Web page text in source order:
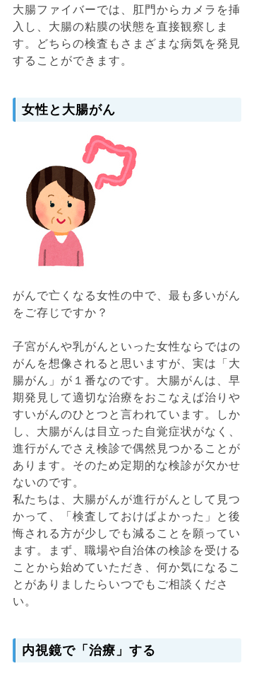
大腸ファイバーでは、肛門からカメラを挿
入し、大腸の粘膜の状態を直接観察しま
す。どちらの検査もさまざまな病気を発見
することができます。
女性と大腸がん
がんで亡くなる女性の中で、最も多いがん
をご存じですか？
子宮がんや乳がんといった女性ならではの
がんを想像されると思いますが、実は「大
腸がん」が１番なのです。大腸がんは、早
期発見して適切な治療をおこなえば治りや
すいがんのひとつと言われています。しか
し、大腸がんは目立った自覚症状がなく、
進行がんでさえ検診で偶然見つかることが
あります。そのため定期的な検診が欠かせ
ないのです。
私たちは、大腸がんが進行がんとして見つ
かって、「検査しておけばよかった」と後
悔される方が少しでも減ることを願ってい
ます。まず、職場や自治体の検診を受ける
ことから始めていただき、何か気になるこ
とがありましたらいつでもご相談くださ
い。
内視鏡で「治療」する